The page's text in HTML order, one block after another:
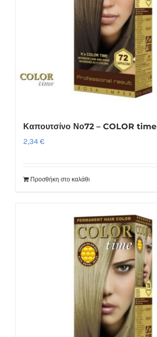
Καπουτσίνο Νο72 – COLOR time
2,34 €
Προσθήκη στο καλάθι